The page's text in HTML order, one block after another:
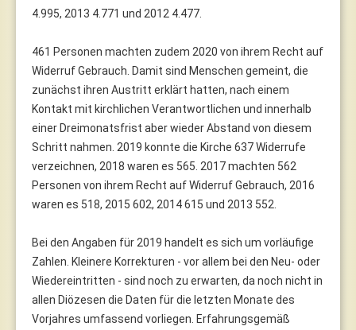
4.995, 2013 4.771 und 2012 4.477.
461 Personen machten zudem 2020 von ihrem Recht auf
Widerruf Gebrauch. Damit sind Menschen gemeint, die
zunächst ihren Austritt erklärt hatten, nach einem
Kontakt mit kirchlichen Verantwortlichen und innerhalb
einer Dreimonatsfrist aber wieder Abstand von diesem
Schritt nahmen. 2019 konnte die Kirche 637 Widerrufe
verzeichnen, 2018 waren es 565. 2017 machten 562
Personen von ihrem Recht auf Widerruf Gebrauch, 2016
waren es 518, 2015 602, 2014 615 und 2013 552.
Bei den Angaben für 2019 handelt es sich um vorläufige
Zahlen. Kleinere Korrekturen - vor allem bei den Neu- oder
Wiedereintritten - sind noch zu erwarten, da noch nicht in
allen Diözesen die Daten für die letzten Monate des
Vorjahres umfassend vorliegen. Erfahrungsgemäß